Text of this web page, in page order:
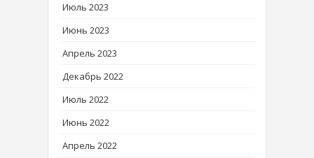
Июль 2023
Июнь 2023
Апрель 2023
Декабрь 2022
Июль 2022
Июнь 2022
Апрель 2022